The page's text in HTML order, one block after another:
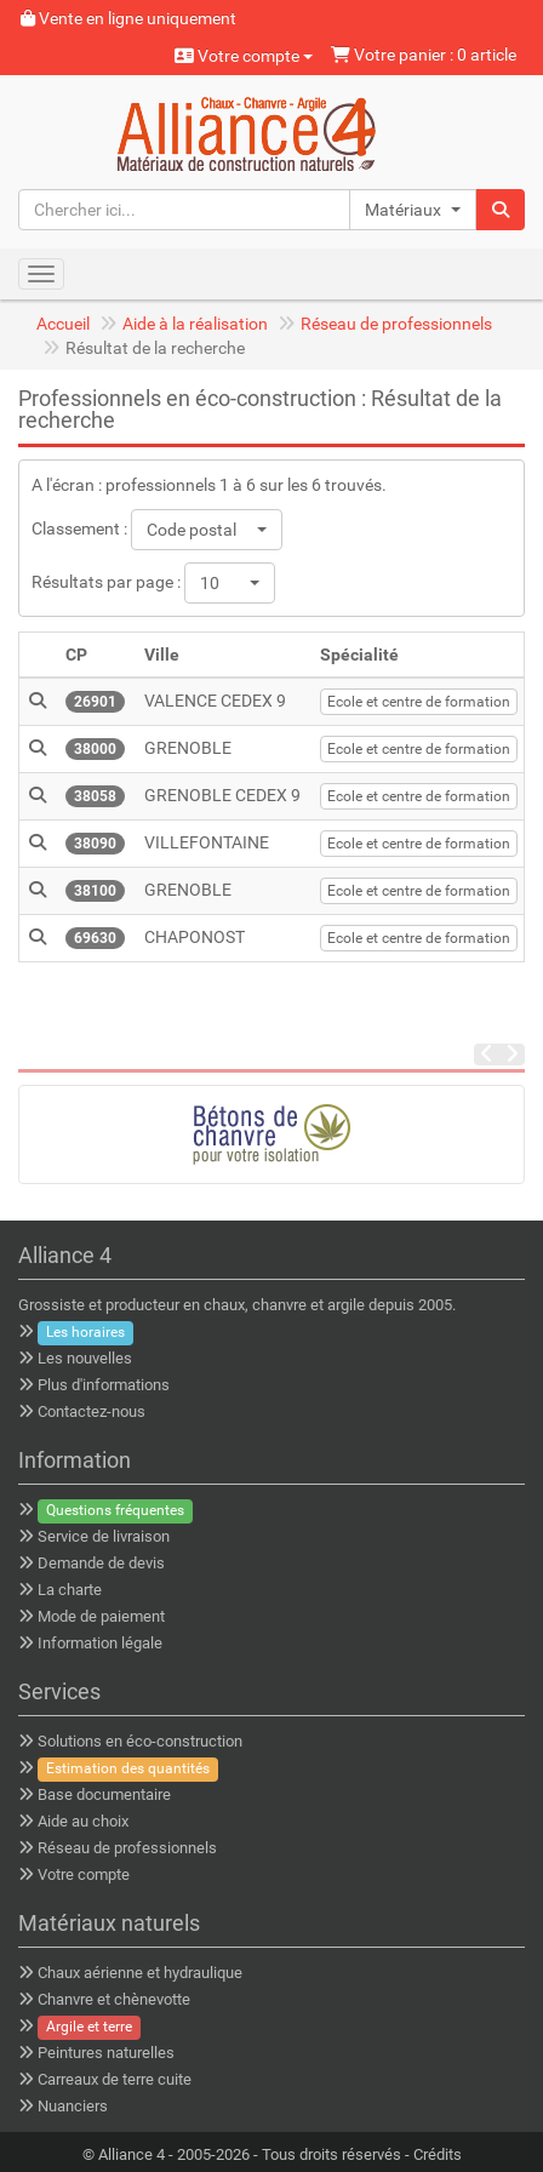
Vente en ligne uniquement
Votre compte
Votre panier : 0 article
Matériaux naturels
Toggle navigation
Accueil Aide à la réalisation
Réseau de professionnels
Résultat de la recherche
Professionnels en éco-construction : Résultat de la
recherche
A l'écran : professionnels 1 à 6 sur les 6 trouvés.
Classement : Code postal
Résultats par page : 10
CP Ville Spécialité
26901 VALENCE CEDEX 9 Ecole et centre de formation
38000 GRENOBLE Ecole et centre de formation
38058 GRENOBLE CEDEX 9 Ecole et centre de formation
38090 VILLEFONTAINE Ecole et centre de formation
38100 GRENOBLE Ecole et centre de formation
69630 CHAPONOST Ecole et centre de formation
Alliance 4
Grossiste et producteur en chaux, chanvre et argile depuis 2005.
Les horaires
Les nouvelles
Plus d'informations
Contactez-nous
Information
Questions fréquentes
Service de livraison
Demande de devis
La charte
Mode de paiement
Information légale
Services
Solutions en éco-construction
Estimation des quantités
Base documentaire
Aide au choix
Réseau de professionnels
Votre compte
Matériaux naturels
Chaux aérienne et hydraulique
Chanvre et chènevotte
Argile et terre
Peintures naturelles
Carreaux de terre cuite
Nuanciers
© Alliance 4- 2005-2026 - Tous droits réservés - Crédits